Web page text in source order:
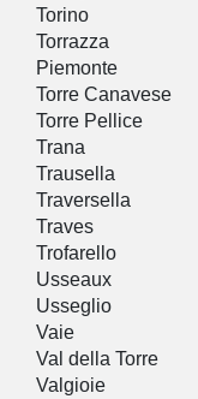
Torino
Torrazza
Piemonte
Torre Canavese
Torre Pellice
Trana
Trausella
Traversella
Traves
Trofarello
Usseaux
Usseglio
Vaie
Val della Torre
Valgioie